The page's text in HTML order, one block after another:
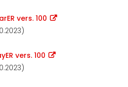
vers. 100
vers. 100